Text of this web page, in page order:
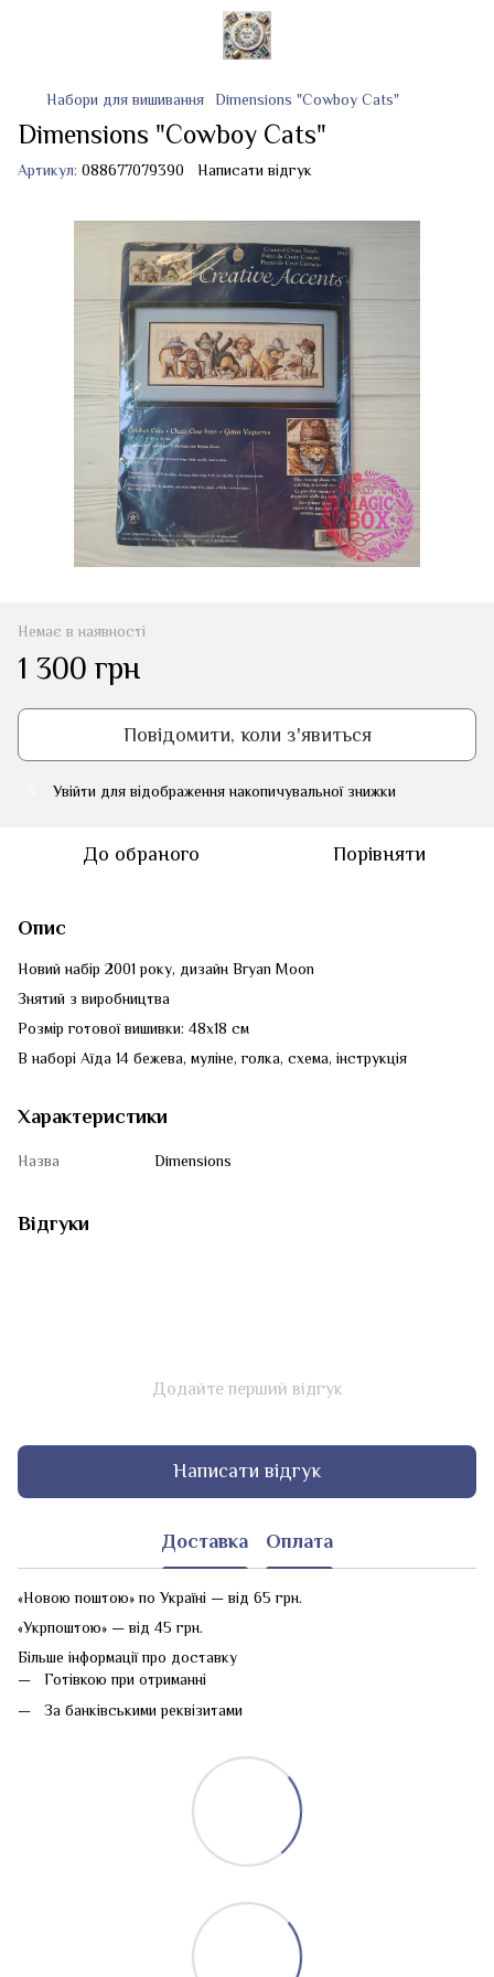
Набори для вишивання Dimensions "Cowboy Cats"
Dimensions "Cowboy Cats"
Артикул: 088677079390 Написати відгук
Немає в наявності
1 300 грн
Повідомити, коли з'явиться
Увійти для відображення накопичувальної знижки
До обраного Порівняти
Опис
Новий набір 2001 року, дизайн Bryan Moon
Знятий з виробництва
Розмір готової вишивки: 48х18 см
В наборі Аїда 14 бежева, муліне, голка, схема, інструкція
Характеристики
Назва Dimensions
Відгуки
Додайте перший відгук
Написати відгук
Доставка Оплата
«Новою поштою» по Україні — від 65 грн.
«Укрпоштою» — від 45 грн.
Більше інформації про доставку
Готівкою при отриманні
За банківськими реквізитами